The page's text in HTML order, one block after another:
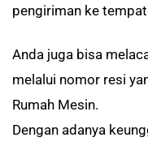
pengiriman ke
Anda juga bisa
melalui nomor resi
Rumah Mesin.
Dengan adanya